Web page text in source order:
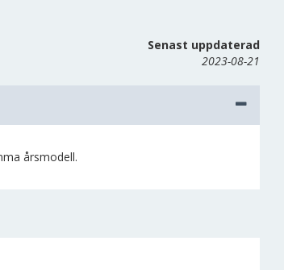
Senast uppdaterad
2023-08-21
årsmodell.